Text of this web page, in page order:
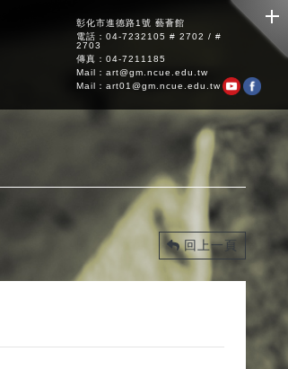
彰化市進德路1號 藝薈館
電話：04-7232105 # 2702 / #
2703
傳真：04-7211185
Mail：art@gm.ncue.edu.tw
Mail：art01@gm.ncue.edu.tw
回上一頁